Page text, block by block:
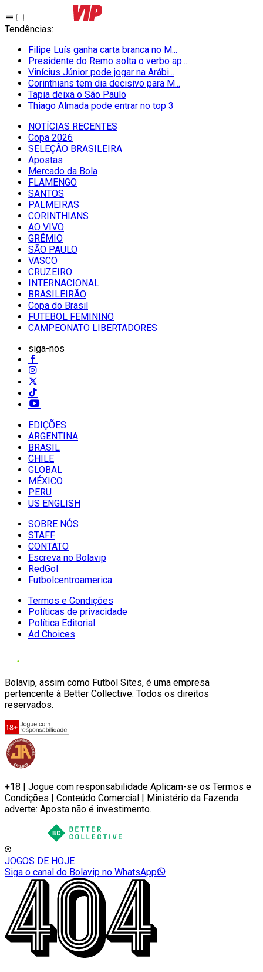
Tendências:
Filipe Luís ganha carta branca no M...
Presidente do Remo solta o verbo ap...
Vinícius Júnior pode jogar na Arábi...
Corinthians tem dia decisivo para M...
Tapia deixa o São Paulo
Thiago Almada pode entrar no top 3
NOTÍCIAS RECENTES
Copa 2026
SELEÇÃO BRASILEIRA
Apostas
Mercado da Bola
FLAMENGO
SANTOS
PALMEIRAS
CORINTHIANS
AO VIVO
GRÊMIO
SĀO PAULO
VASCO
CRUZEIRO
INTERNACIONAL
BRASILEIRÃO
Copa do Brasil
FUTEBOL FEMININO
CAMPEONATO LIBERTADORES
siga-nos
EDIÇÕES
ARGENTINA
BRASIL
CHILE
GLOBAL
MÉXICO
PERU
US ENGLISH
SOBRE NÓS
STAFF
CONTATO
Escreva no Bolavip
RedGol
Futbolcentroamerica
Termos e Condições
Políticas de privacidade
Política Editorial
Ad Choices
Bolavip, assim como Futbol Sites, é uma empresa
pertencente à Better Collective. Todos os direitos
reservados.
+18 | Jogue com responsabilidade Aplicam-se os Termos e
Condições | Conteúdo Comercial | Ministério da Fazenda
adverte: Aposta não é investimento.
JOGOS DE HOJE
Siga o canal do Bolavip no WhatsApp